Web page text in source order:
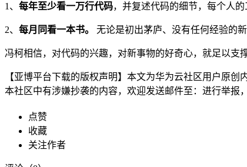
1、 每年至少看一万行代码，并复述代码的细节，每个人
2、 每月同看一本书。 无论是初出茅庐、没有任何经验的
冯柯相信，对代码的兴趣，对新事物的好奇心，就足以支
【亚博平台下载的版权声明】本文为华为云社区用户原
本社区中有涉嫌抄袭的内容，欢迎发送邮件至：进行举报
点赞
收藏
关注作者